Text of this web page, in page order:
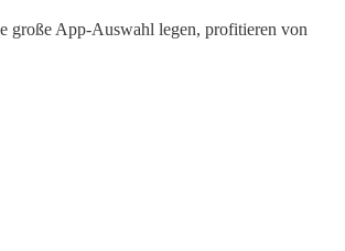
große App-Auswahl legen, profitieren von